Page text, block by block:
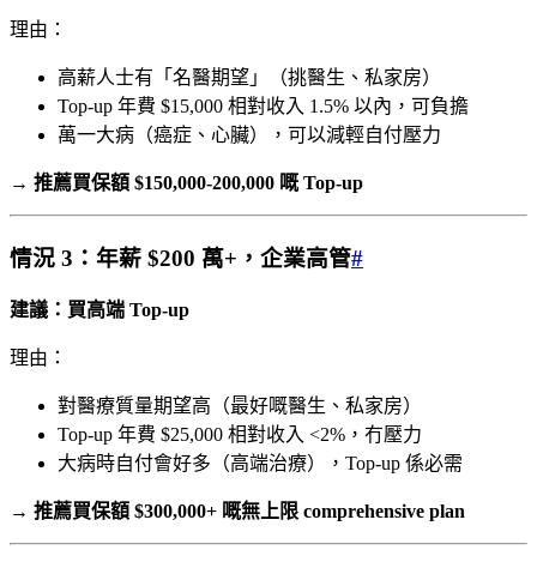
理由：
高薪人士有「名醫期望」（挑醫生、私家房）
Top-up 年費 $15,000 相對收入 1.5% 以內，可負擔
萬一大病（癌症、心臟），可以減輕自付壓力
→ 推薦買保額 $150,000-200,000 嘅 Top-up
情況 3：年薪 $200 萬+，企業高管#
建議：買高端 Top-up
理由：
對醫療質量期望高（最好嘅醫生、私家房）
Top-up 年費 $25,000 相對收入 <2%，冇壓力
大病時自付會好多（高端治療），Top-up 係必需
→ 推薦買保額 $300,000+ 嘅無上限 comprehensive plan